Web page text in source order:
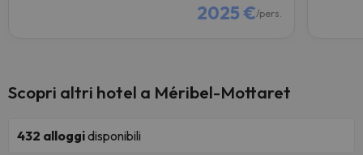
2025 €/pers.
Scopri altri hotel a Méribel-Mottaret
432 alloggidisponibili